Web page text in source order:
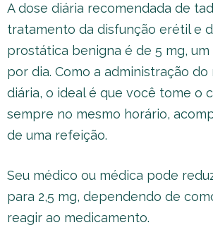
A dose diária recomendada de
tratamento da disfunção erétil e
prostática benigna é de 5 mg,
por dia. Como a administração
diária, o ideal é que você tome o
sempre no mesmo horário,
de uma refeição.
Seu médico ou médica pode
para 2,5 mg, dependendo de
reagir ao medicamento.